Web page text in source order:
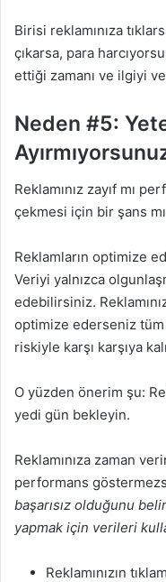
Birisi reklamınıza
çıkarsa, para
ettiği zamanı ve ilgiyi
Neden #5:
Reklamınız zayıf mı
çekmesi için bir şans
Reklamların optimize
Veriyi yalnızca
edebilirsiniz.
optimize ederseniz tüm
riskiyle karşı karşıya
O yüzden önerim şu:
yedi gün bekleyin.
Reklamınıza zaman
performans
başarısız olduğunu
yapmak için verileri
Reklamınızın